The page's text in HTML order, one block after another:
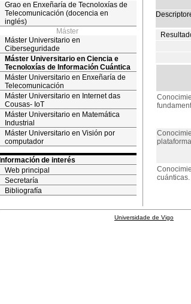
Grao en Enxeñaría de Tecnoloxías de
Telecomunicación (docencia en
inglés)
Máster
Máster Universitario en
Ciberseguridade
Máster Universitario en Ciencia e
Tecnoloxías de Información Cuántica
Máster Universitario en Enxeñaría de
Telecomunicación
Máster Universitario en Internet das
Cousas- IoT
Máster Universitario en Matemática
Industrial
Máster Universitario en Visión por
computador
Información de interés
Web principal
Secretaría
Bibliografía
cuánticas.
Universidade de Vigo |